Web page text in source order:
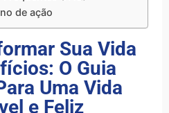
de ação
Sua Vida
O Guia
Uma Vida
e Feliz